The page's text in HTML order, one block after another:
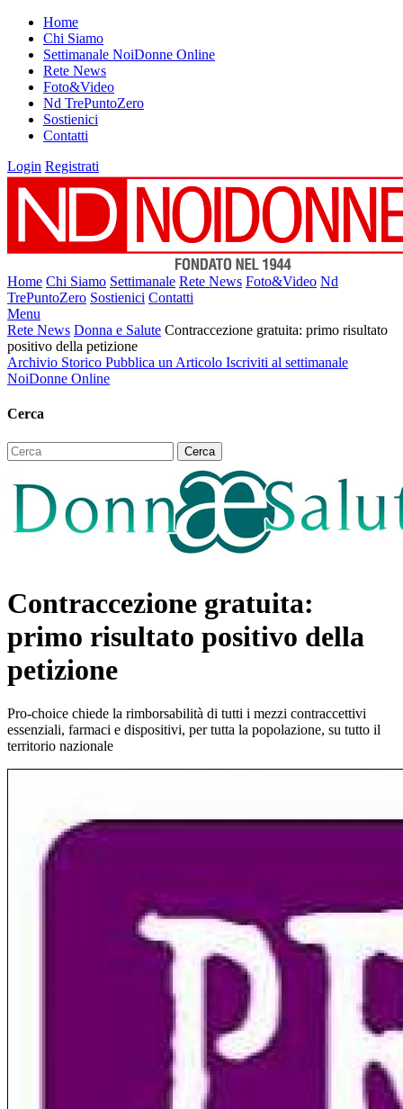
Home
Chi Siamo
Settimanale NoiDonne Online
Rete News
Foto&Video
Nd TrePuntoZero
Sostienici
Contatti
Login Registrati
Home Chi Siamo Settimanale Rete News Foto&Video Nd
TrePuntoZero Sostienici Contatti
Menu
Rete News Donna e Salute Contraccezione gratuita: primo risultato
positivo della petizione
Archivio Storico Pubblica un Articolo Iscriviti al settimanale
NoiDonne Online
Cerca
Contraccezione gratuita:
primo risultato positivo della
petizione
Pro-choice chiede la rimborsabilità di tutti i mezzi contraccettivi
essenziali, farmaci e dispositivi, per tutta la popolazione, su tutto il
territorio nazionale